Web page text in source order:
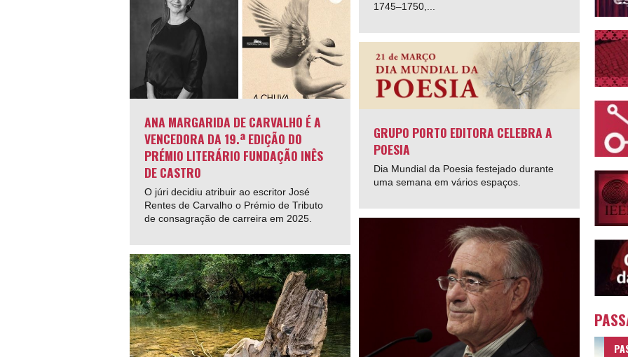
1745–1750,...
ANA MARGARIDA DE CARVALHO É A
VENCEDORA DA 19.ª EDIÇÃO DO
PRÉMIO LITERÁRIO FUNDAÇÃO INÊS
DE CASTRO
O júri decidiu atribuir ao escritor José
Rentes de Carvalho o Prémio de Tributo
de consagração de carreira em 2025.
GRUPO PORTO EDITORA CELEBRA A
POESIA
Dia Mundial da Poesia festejado durante
uma semana em vários espaços.